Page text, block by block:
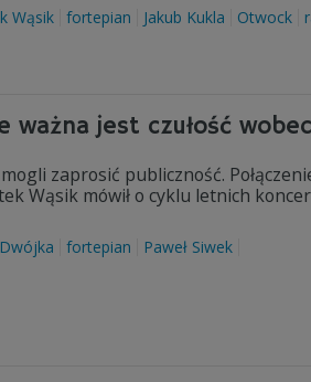
Wąsik fortepian Jakub Kukla Otwock
ważna jest czułość
zaprosić publiczność.
Wąsik mówił o cyklu letnich
Dwójka fortepian Paweł Siwek